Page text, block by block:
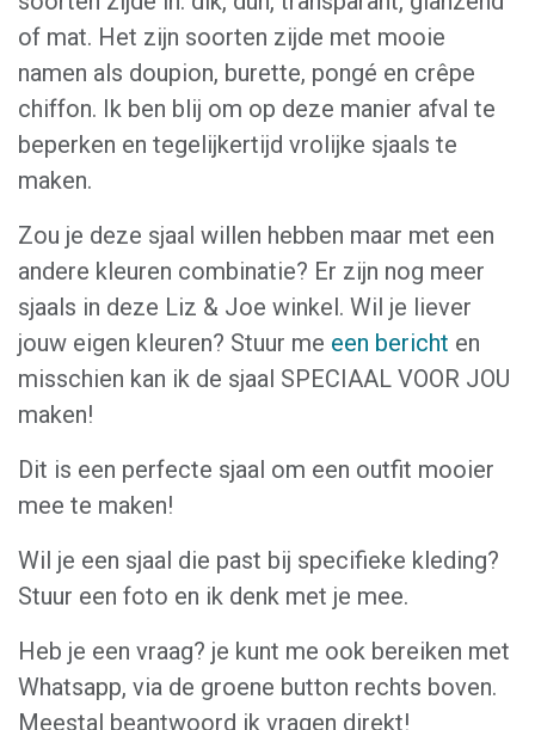
of mat. Het zijn soorten zijde met mooie
namen als doupion, burette, pongé en crêpe
chiffon. Ik ben blij om op deze manier afval te
beperken en tegelijkertijd vrolijke sjaals te
maken.
Zou je deze sjaal willen hebben maar met een
andere kleuren combinatie? Er zijn nog meer
sjaals in deze Liz & Joe winkel. Wil je liever
jouw eigen kleuren? Stuur me een bericht en
misschien kan ik de sjaal SPECIAAL VOOR JOU
maken!
Dit is een perfecte sjaal om een outfit mooier
mee te maken!
Wil je een sjaal die past bij specifieke kleding?
Stuur een foto en ik denk met je mee.
Heb je een vraag? je kunt me ook bereiken met
Whatsapp, via de groene button rechts boven.
Meestal beantwoord ik vragen direkt!